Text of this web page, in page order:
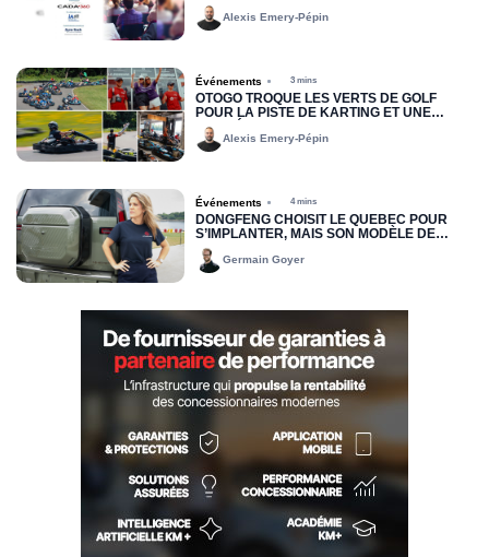
Alexis Emery-Pépin
Événements 3 mins
OTOGO TROQUE LES VERTS DE GOLF
POUR LA PISTE DE KARTING ET UNE
COMPÉTITION AMICALE
Alexis Emery-Pépin
Événements 4 mins
DONGFENG CHOISIT LE QUÉBEC POUR
S’IMPLANTER, MAIS SON MODÈLE DE
DISTRIBUTION DEMEURE INCONNU
Germain Goyer